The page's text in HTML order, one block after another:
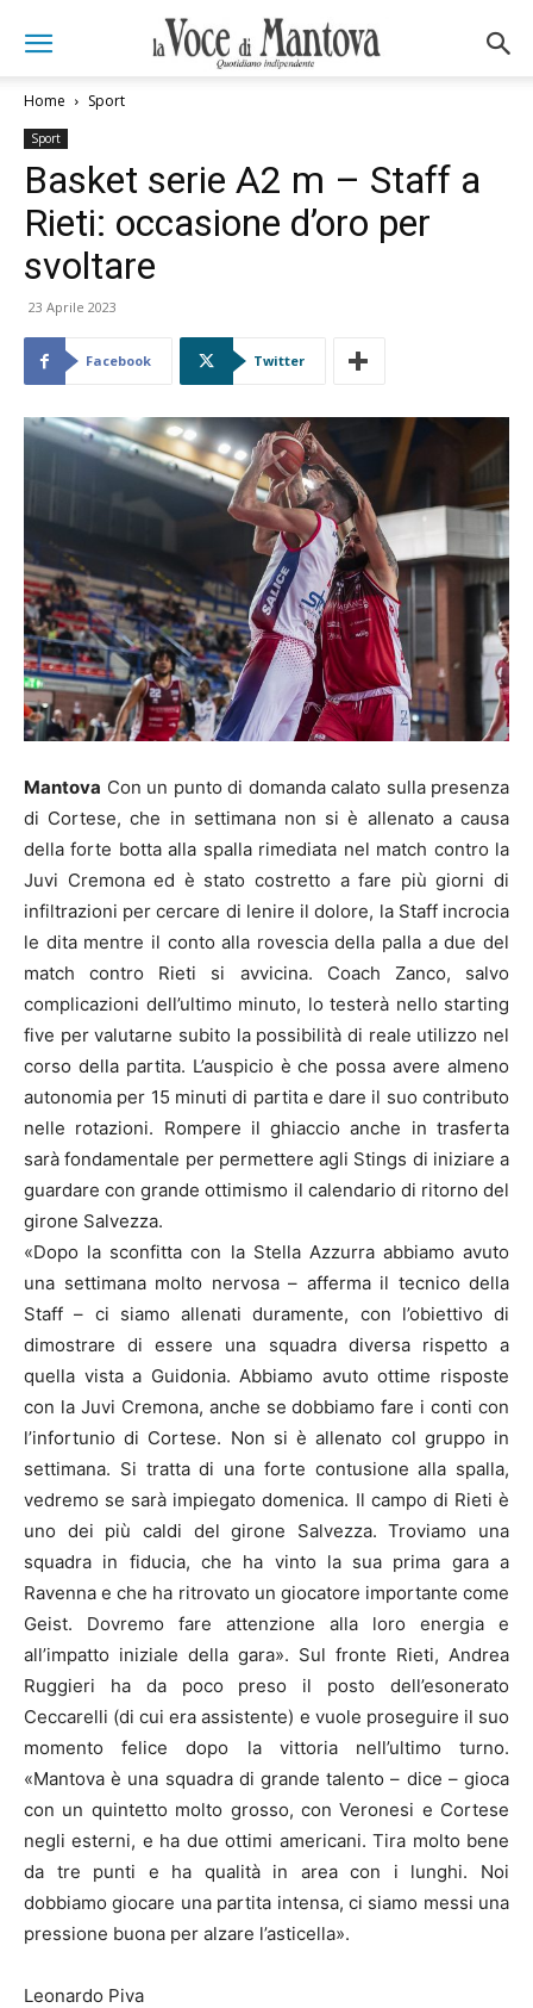
Home Sport
Sport
Basket serie A2 m – Staff a
Rieti: occasione d’oro per
svoltare
23 Aprile 2023
Facebook Twitter
Mantova Con un punto di domanda calato sulla presenza
di Cortese, che in settimana non si è allenato a causa
della forte botta alla spalla rimediata nel match contro la
Juvi Cremona ed è stato costretto a fare più giorni di
infiltrazioni per cercare di lenire il dolore, la Staff incrocia
le dita mentre il conto alla rovescia della palla a due del
match contro Rieti si avvicina. Coach Zanco, salvo
complicazioni dell’ultimo minuto, lo testerà nello starting
five per valutarne subito la possibilità di reale utilizzo nel
corso della partita. L’auspicio è che possa avere almeno
autonomia per 15 minuti di partita e dare il suo contributo
nelle rotazioni. Rompere il ghiaccio anche in trasferta
sarà fondamentale per permettere agli Stings di iniziare a
guardare con grande ottimismo il calendario di ritorno del
girone Salvezza.
«Dopo la sconfitta con la Stella Azzurra abbiamo avuto
una settimana molto nervosa – afferma il tecnico della
Staff – ci siamo allenati duramente, con l’obiettivo di
dimostrare di essere una squadra diversa rispetto a
quella vista a Guidonia. Abbiamo avuto ottime risposte
con la Juvi Cremona, anche se dobbiamo fare i conti con
l’infortunio di Cortese. Non si è allenato col gruppo in
settimana. Si tratta di una forte contusione alla spalla,
vedremo se sarà impiegato domenica. Il campo di Rieti è
uno dei più caldi del girone Salvezza. Troviamo una
squadra in fiducia, che ha vinto la sua prima gara a
Ravenna e che ha ritrovato un giocatore importante come
Geist. Dovremo fare attenzione alla loro energia e
all’impatto iniziale della gara». Sul fronte Rieti, Andrea
Ruggieri ha da poco preso il posto dell’esonerato
Ceccarelli (di cui era assistente) e vuole proseguire il suo
momento felice dopo la vittoria nell’ultimo turno.
«Mantova è una squadra di grande talento – dice – gioca
con un quintetto molto grosso, con Veronesi e Cortese
negli esterni, e ha due ottimi americani. Tira molto bene
da tre punti e ha qualità in area con i lunghi. Noi
dobbiamo giocare una partita intensa, ci siamo messi una
pressione buona per alzare l’asticella».
Leonardo Piva